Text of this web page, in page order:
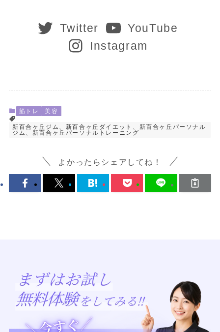
Twitter
YouTube
Instagram
筋トレ 美容
新百合ヶ丘ジム、新百合ヶ丘ダイエット、新百合ヶ丘パーソナル
ジム、新百合ヶ丘パーソナルトレーニング
よかったらシェアしてね！